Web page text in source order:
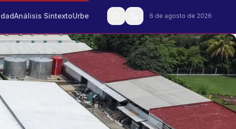
Análisis SintextoUrbe 6 de agosto de 2026